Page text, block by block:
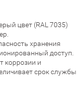
цвет (RAL 7035)
хранения
доступ.
коррозии и
срок службы